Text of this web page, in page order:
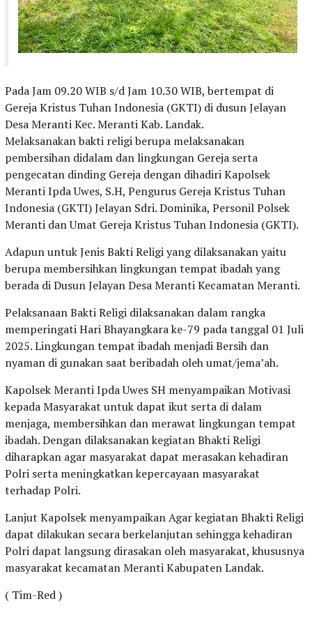
Pada Jam 09.20 WIB s/d Jam 10.30 WIB, bertempat di
Gereja Kristus Tuhan Indonesia (GKTI) di dusun Jelayan
Desa Meranti Kec. Meranti Kab. Landak.
Melaksanakan bakti religi berupa melaksanakan
pembersihan didalam dan lingkungan Gereja serta
pengecatan dinding Gereja dengan dihadiri Kapolsek
Meranti Ipda Uwes, S.H, Pengurus Gereja Kristus Tuhan
Indonesia (GKTI) Jelayan Sdri. Dominika, Personil Polsek
Meranti dan Umat Gereja Kristus Tuhan Indonesia (GKTI).
Adapun untuk Jenis Bakti Religi yang dilaksanakan yaitu
berupa membersihkan lingkungan tempat ibadah yang
berada di Dusun Jelayan Desa Meranti Kecamatan Meranti.
Pelaksanaan Bakti Religi dilaksanakan dalam rangka
memperingati Hari Bhayangkara ke-79 pada tanggal 01 Juli
2025. Lingkungan tempat ibadah menjadi Bersih dan
nyaman di gunakan saat beribadah oleh umat/jema’ah.
Kapolsek Meranti Ipda Uwes SH menyampaikan Motivasi
kepada Masyarakat untuk dapat ikut serta di dalam
menjaga, membersihkan dan merawat lingkungan tempat
ibadah. Dengan dilaksanakan kegiatan Bhakti Religi
diharapkan agar masyarakat dapat merasakan kehadiran
Polri serta meningkatkan kepercayaan masyarakat
terhadap Polri.
Lanjut Kapolsek menyampaikan Agar kegiatan Bhakti Religi
dapat dilakukan secara berkelanjutan sehingga kehadiran
Polri dapat langsung dirasakan oleh masyarakat, khususnya
masyarakat kecamatan Meranti Kabupaten Landak.
( Tim-Red )